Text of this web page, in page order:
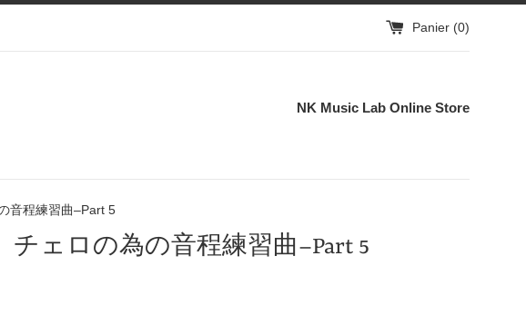
Panier (0)
NK Music Lab Online Store
音程練習曲–Part 5
チェロの為の音程練習曲–Part 5